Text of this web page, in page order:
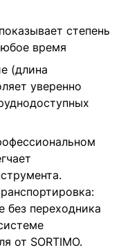
степень
время
(длина
уверенно
без переходника
от SORTIMO.